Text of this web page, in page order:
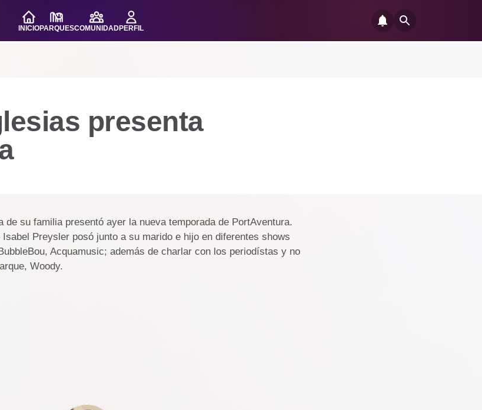
INICIOPARQUESCOMUNIDADPERFIL
presenta
de su familia presentó ayer la nueva temporada de PortAventura.
Preysler posó junto a su marido e hijo en diferentes shows
Acquamusic; además de charlar con los periodístas y no
Woody.